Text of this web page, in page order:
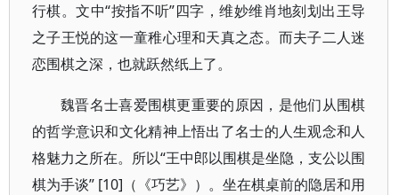
行棋。文中“按指不听”四字，维妙维肖地刻划出王导
之子王悦的这一童稚心理和天真之态。而夫子二人迷
恋围棋之深，也就跃然纸上了。
魏晋名士喜爱围棋更重要的原因，是他们从围棋
的哲学意识和文化精神上悟出了名士的人生观念和人
格魅力之所在。所以“王中郎以围棋是坐隐，支公以围
棋为手谈” [10]（《巧艺》）。坐在棋桌前的隐居和用